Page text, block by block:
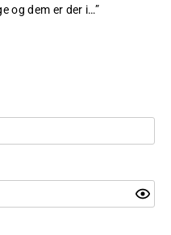
og dem er der i…”